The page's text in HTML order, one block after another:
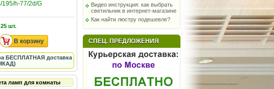
195/h-77/2d/G
25 шт.
БЕСПЛАТНАЯ доставка
ламп для комнаты
Видео инструкция: как выбрать
светильник в интернет-магазине
Как найти люстру подешевле?
СПЕЦ. ПРЕДЛОЖЕНИЯ